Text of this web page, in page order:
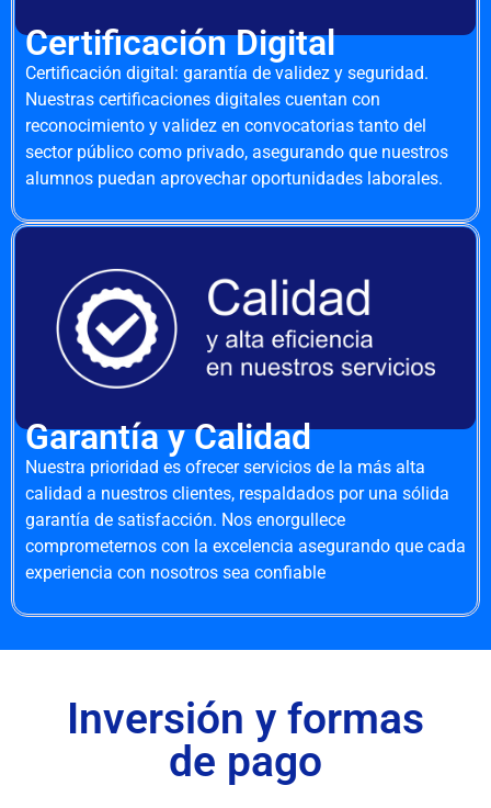
Certificación Digital
Certificación digital: garantía de validez y seguridad.
Nuestras certificaciones digitales cuentan con
reconocimiento y validez en convocatorias tanto del
sector público como privado, asegurando que nuestros
alumnos puedan aprovechar oportunidades laborales.
Garantía y Calidad
Nuestra prioridad es ofrecer servicios de la más alta
calidad a nuestros clientes, respaldados por una sólida
garantía de satisfacción. Nos enorgullece
comprometernos con la excelencia asegurando que cada
experiencia con nosotros sea confiable
Inversión y formas
de pago